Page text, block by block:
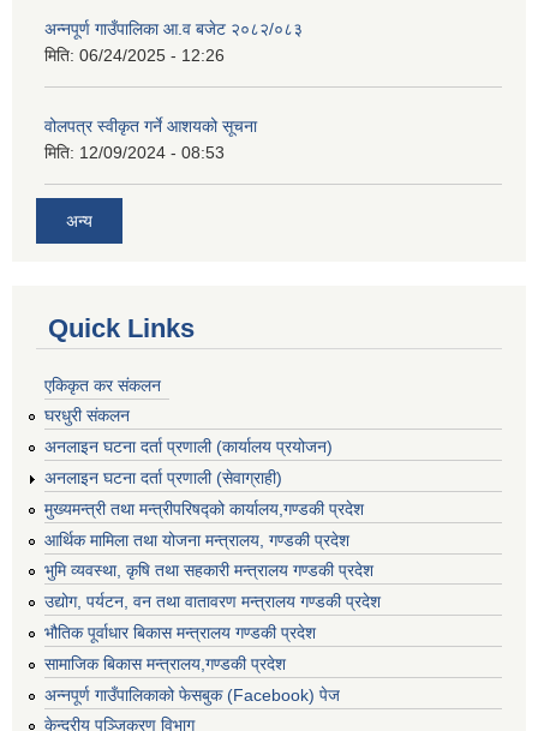
अन्नपूर्ण गाउँपालिका आ.व बजेट २०८२/०८३
मिति: 06/24/2025 - 12:26
वोलपत्र स्वीकृत गर्ने आशयको सूचना
मिति: 12/09/2024 - 08:53
अन्य
Quick Links
एकिकृत कर संकलन
घरधुरी संकलन
अनलाइन घटना दर्ता प्रणाली (कार्यालय प्रयोजन)
अनलाइन घटना दर्ता प्रणाली (सेवाग्राही)
मुख्यमन्त्री तथा मन्त्रीपरिषद्को कार्यालय,गण्डकी प्रदेश
आर्थिक मामिला तथा योजना मन्त्रालय, गण्डकी प्रदेश
भुमि व्यवस्था, कृषि तथा सहकारी मन्त्रालय गण्डकी प्रदेश
उद्योग, पर्यटन, वन तथा वातावरण मन्त्रालय गण्डकी प्रदेश
भौतिक पूर्वाधार बिकास मन्त्रालय गण्डकी प्रदेश
सामाजिक बिकास मन्त्रालय,गण्डकी प्रदेश
अन्नपूर्ण गाउँपालिकाको फेसबुक (Facebook) पेज
केन्द्रीय पञ्जिकरण विभाग